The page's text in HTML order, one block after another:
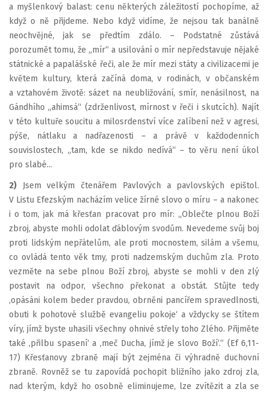
a myšlenkový balast: cenu některých záležitostí pochopíme, až
když o ně přijdeme. Nebo když vidíme, že nejsou tak banálně
neochvějné, jak se předtím zdálo. – Podstatné zůstává
porozumět tomu, že „mír“ a usilování o mír nepředstavuje nějaké
státnické a papalášské řeči, ale že mír mezi státy a civilizacemi je
květem kultury, která začíná doma, v rodinách, v občanském
a vztahovém životě: sázet na neubližování, smír, nenásilnost, na
Gándhího „ahimsá“ (zdrženlivost, mírnost v řeči i skutcích). Najít
v této kultuře soucitu a milosrdenství více zalíbení než v agresi,
pýše, nátlaku a nadřazenosti – a právě v každodenních
souvislostech, „tam, kde se nikdo nedívá“ – to věru není úkol
pro slabé...
2) Jsem velkým čtenářem Pavlových a pavlovských epištol.
V Listu Efezským nacházím velice žírné slovo o míru – a nakonec
i o tom, jak má křesťan pracovat pro mír: „Oblečte plnou Boží
zbroj, abyste mohli odolat ďáblovým svodům. Nevedeme svůj boj
proti lidským nepřátelům, ale proti mocnostem, silám a všemu,
co ovládá tento věk tmy, proti nadzemským duchům zla. Proto
vezměte na sebe plnou Boží zbroj, abyste se mohli v den zlý
postavit na odpor, všechno překonat a obstát. Stůjte tedy
‚opásáni kolem beder pravdou, obrněni pancířem spravedlnosti,
obuti k pohotové službě evangeliu pokoje‘ a vždycky se štítem
víry, jímž byste uhasili všechny ohnivé střely toho Zlého. Přijměte
také ‚přilbu spasení‘ a ‚meč Ducha, jímž je slovo Boží‘.“ (Ef 6,11-
17) Křesťanovy zbraně mají být zejména či výhradně duchovní
zbraně. Rovněž se tu zapovídá pochopit bližního jako zdroj zla,
nad kterým, když ho osobně eliminujeme, lze zvítězit a zla se